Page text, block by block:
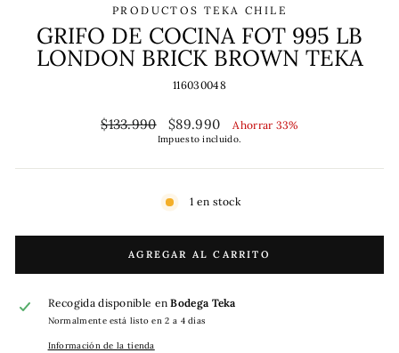
PRODUCTOS TEKA CHILE
GRIFO DE COCINA FOT 995 LB
LONDON BRICK BROWN TEKA
116030048
Precio
habitual
$133.990
Precio
de
oferta
$89.990 Ahorrar 33%
Impuesto incluido.
1 en stock
AGREGAR AL CARRITO
Recogida disponible enBodega Teka
Normalmente está listo en 2 a 4 días
Información de la tienda